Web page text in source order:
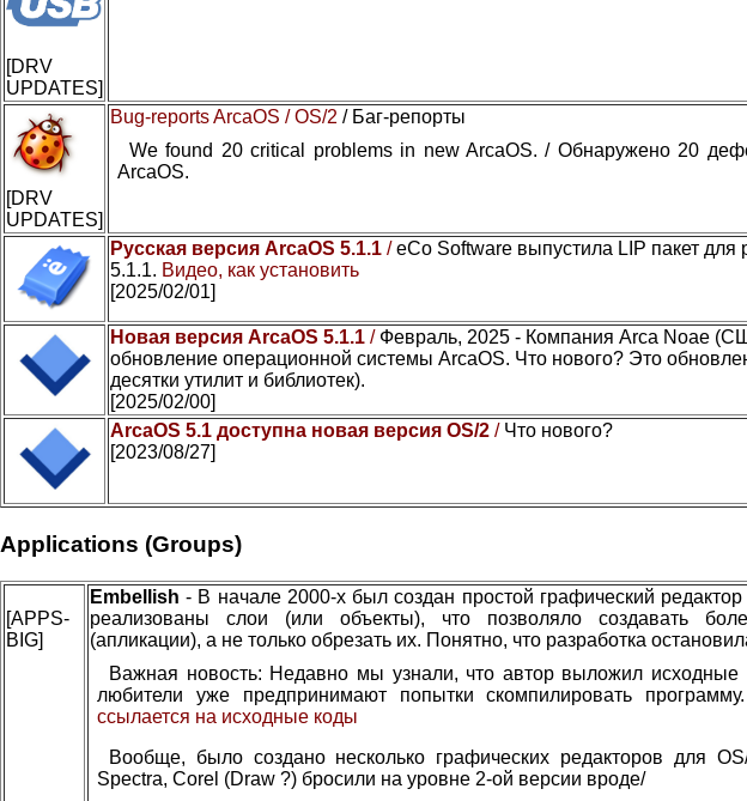
[DRV
UPDATES]
[DRV
UPDATES]
Bug-reports ArcaOS / OS/2 / Баг-репорты
We found 20 critical problems in new ArcaOS. / Обнаружено 20
ArcaOS.
Русская версия ArcaOS 5.1.1 /eCo Software выпустила LIP пакет для
5.1.1. Видео, как установить
[2025/02/01]
Новая версия ArcaOS 5.1.1 / Февраль, 2025 - Компания Arca Noae
обновление операционной системы ArcaOS. Что нового? Это
десятки утилит и библиотек).
[2025/02/00]
ArcaOS 5.1 доступна новая версия OS/2 / Что нового?
[2023/08/27]
Applications (Groups)
[APPS-
BIG]
Embellish - В начале 2000-х был создан простой графический
реализованы слои (или объекты), что позволяло создавать
(апликации), а не только обрезать их. Понятно, что разработка
Важная новость: Недавно мы узнали, что автор выложил исходные
любители уже предпринимают попытки скомпилировать
ссылается на исходные коды
Вообще, было создано несколько графических редакторов для
Spectra, Corel (Draw ?) бросили на уровне 2-ой версии вроде/